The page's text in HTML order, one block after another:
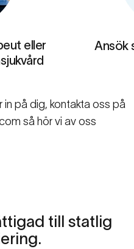
eller
Ansök
på dig, kontakta oss på
så hör vi av oss
till statlig